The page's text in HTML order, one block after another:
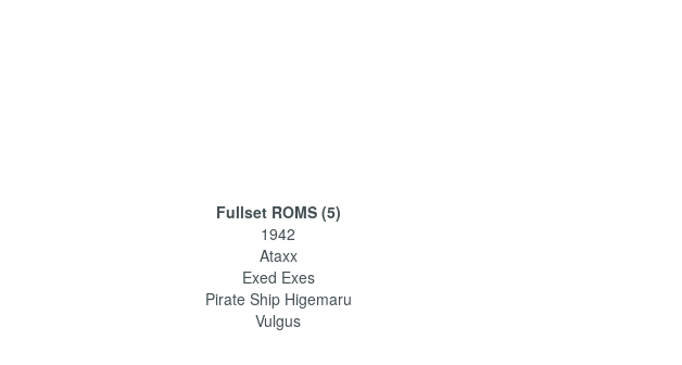
Fullset ROMS (5)
1942
Ataxx
Exed Exes
Pirate Ship Higemaru
Vulgus